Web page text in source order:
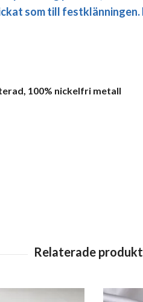
som till
100% nickelfri metall